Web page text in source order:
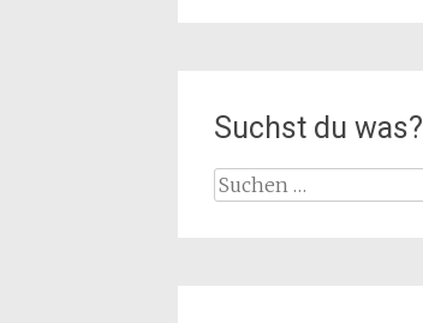
Suchst du was?
Suche
nach: